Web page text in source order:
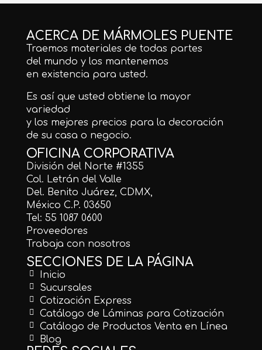
ACERCA DE MÁRMOLES PUENTE
Traemos materiales de todas partes
del mundo y los mantenemos
en existencia para usted.
Es así que usted obtiene la mayor
variedad
y los mejores precios para la decoración
de su casa o negocio.
OFICINA CORPORATIVA
División del Norte #1355
Col. Letrán del Valle
Del. Benito Juárez, CDMX,
México C.P. 03650
Tel: 55 1087 0600
Proveedores
Trabaja con nosotros
SECCIONES DE LA PÁGINA
Inicio
Sucursales
Cotización Express
Catálogo de Láminas para Cotización
Catálogo de Productos Venta en Línea
Blog